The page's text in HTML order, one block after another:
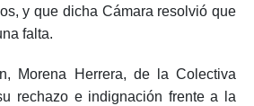
y que dicha Cámara resolvió que
falta.
Morena Herrera, de la Colectiva
rechazo e indignación frente a la